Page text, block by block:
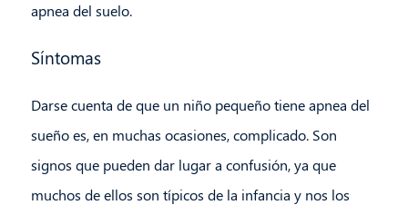
apnea del suelo.
Síntomas
Darse cuenta de que un niño pequeño tiene apnea del
sueño es, en muchas ocasiones, complicado. Son
signos que pueden dar lugar a confusión, ya que
muchos de ellos son típicos de la infancia y nos los